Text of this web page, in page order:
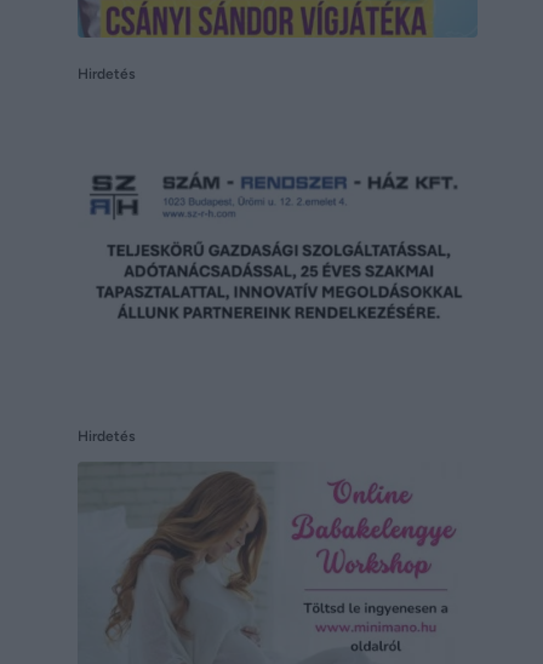
Hirdetés
Hirdetés